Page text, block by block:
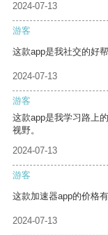
2024-07-13
游客
这款app是我社交的好
2024-07-13
游客
这款app是我学习路上
视野。
2024-07-13
游客
这款加速器app的价格
2024-07-13